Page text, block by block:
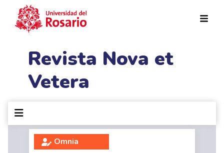
Revista Nova et
Vetera
Omnia